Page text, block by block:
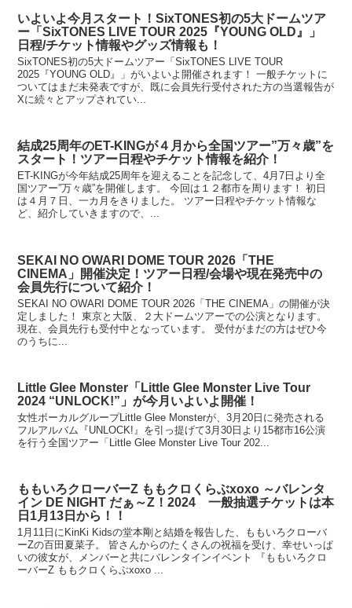
いよいよ今月スタート！SixTONES初の5大ドームツア
ー「SixTONES LIVE TOUR 2025『YOUNG OLD』」
日程/チケット情報やグッズ情報も！
SixTONES初の5大ドームツアー「SixTONES LIVE TOUR
2025『YOUNG OLD』」がいよいよ開催されます！ 一般チケットに
ついてはまだ未発表ですが、既に会員先行受付された方の当選報告が
Xに続々とアップされてい...
結成25周年のET-KINGが４月から全国ツアー”万々歳”を
スタート！ツアー日程やチケット情報を紹介！
ET-KINGが今年結成25周年を迎えることを記念して、4月7日より全
国ツアー”万々歳”を開催します。 今回は１２都市を周ります！ 初日
は４月７日、一カ月をきりました。 ツアー日程やチケット情報な
ど、紹介していきますので、...
SEKAI NO OWARI DOME TOUR 2026「THE
CINEMA」開催決定！ツアー日程/会場や現在発売中の
会員先行について紹介！
SEKAI NO OWARI DOME TOUR 2026「THE CINEMA」の開催が決
定しました！ 東京と大阪、２大ドームツアーでの公演となります。
現在、会員先行も受付中となっています。 受付がまだの方はぜひ今
のうちに...
Little Glee Monster「Little Glee Monster Live Tour
2024 “UNLOCK!”」が今月いよいよ開催！
女性ボーカルグループLittle Glee Monsterが、3月20日に発売される
フルアルバム『UNLOCK!』を引っ提げて3月30日より15都市16公演
を行う全国ツアー「Little Glee Monster Live Tour 202...
ももいろクローバーZ ももクロくらぶxoxo ～バレンタ
イン DE NIGHT だぁ～Z！2024 一般抽選チケットは本
日1月13日から！！
1月11日にKinKi Kidsの堂本剛と結婚を報告した、ももいろクローバ
ーZの百田夏菜子。 皆さんからのたくさんの祝福を受け、幸せいっぱ
いの彼女が、メンバーと共にバレンタインイベント 『ももいろクロ
ーバーZ ももクロくらぶxoxo ...